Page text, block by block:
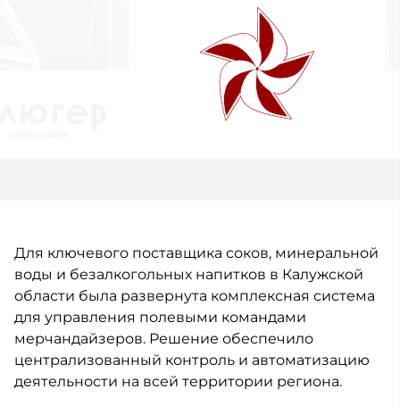
Для ключевого поставщика соков, минеральной
воды и безалкогольных напитков в Калужской
области была развернута комплексная система
для управления полевыми командами
мерчандайзеров. Решение обеспечило
централизованный контроль и автоматизацию
деятельности на всей территории региона.